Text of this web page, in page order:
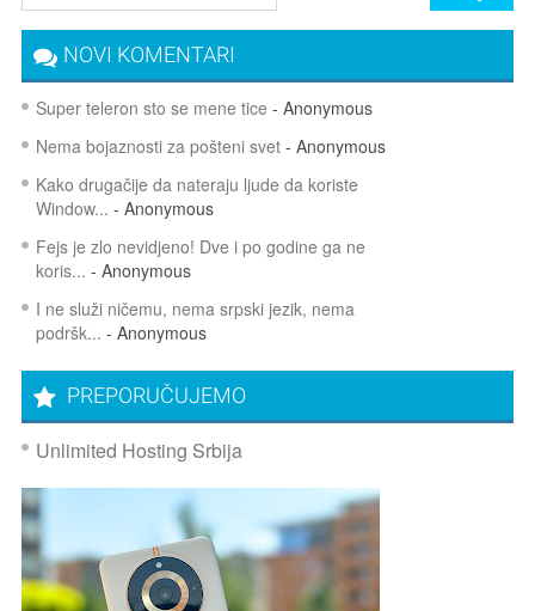
NOVI KOMENTARI
Super teleron sto se mene tice - Anonymous
Nema bojaznosti za pošteni svet- Anonymous
Kako drugačije da nateraju ljude da koriste
Window... - Anonymous
Fejs je zlo nevidjeno! Dve i po godine ga ne
koris... - Anonymous
I ne služi ničemu, nema srpski jezik, nema
podršk... - Anonymous
PREPORUČUJEMO
Unlimited Hosting Srbija